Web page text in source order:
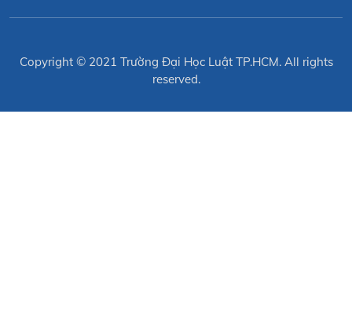
Copyright © 2021 Trường Đại Học Luật TP.HCM. All rights
reserved.